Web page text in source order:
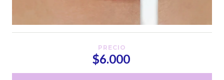
PRECIO
$6.000